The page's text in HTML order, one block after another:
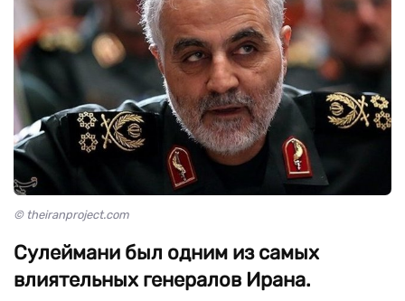
© theiranproject.com
Сулеймани был одним из самых
влиятельных генералов Ирана.